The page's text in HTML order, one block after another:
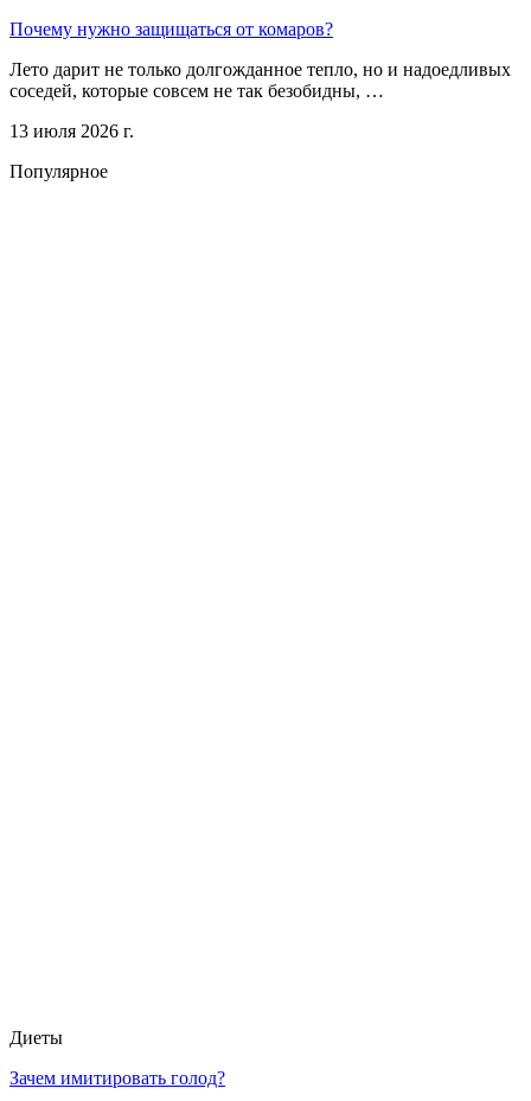
Почему нужно защищаться от комаров?
Лето дарит не только долгожданное тепло, но и надоедливых
соседей, которые совсем не так безобидны, …
13 июля 2026 г.
Популярное
Диеты
Зачем имитировать голод?